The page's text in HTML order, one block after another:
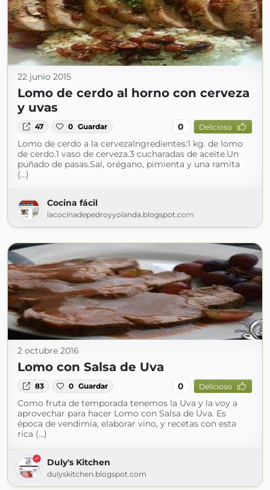
22 junio 2015
Lomo de cerdo al horno con cerveza
y uvas
47 0 Guardar 0 Delicioso
Lomo de cerdo a la cervezaIngredientes:1 kg. de lomo
de cerdo.1 vaso de cerveza.3 cucharadas de aceite.Un
puñado de pasas.Sal, orégano, pimienta y una ramita
(...)
Cocina fácil
lacocinadepedroyyolanda.blogspot.com
2 octubre 2016
Lomo con Salsa de Uva
83 0 Guardar 0 Delicioso
Como fruta de temporada tenemos la Uva y la voy a
aprovechar para hacer Lomo con Salsa de Uva. Es
época de vendimia, elaborar vino, y recetas con esta
rica (...)
Duly's Kitchen
dulyskitchen.blogspot.com